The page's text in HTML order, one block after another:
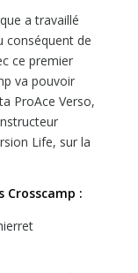
a travaillé
conséquent de
ce premier
va pouvoir
ProAce Verso,
Life, sur la
Crosscamp :